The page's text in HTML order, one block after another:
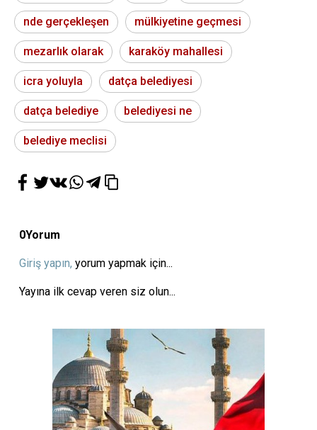
nde gerçekleşen mülkiyetine geçmesi
mezarlık olarak karaköy mahallesi
icra yoluyla datça belediyesi
datça belediye belediyesi ne
belediye meclisi
0Yorum
Giriş yapın, yorum yapmak için...
Yayına ilk cevap veren siz olun...